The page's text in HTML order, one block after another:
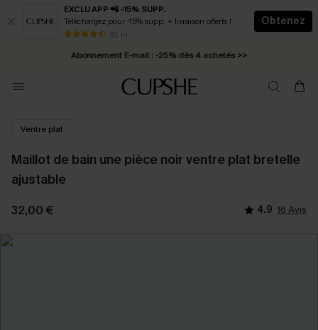
EXCLU APP 📲 -15% SUPP.
Téléchargez pour -15% supp. + livraison offerts !
50 k+
Obtenez
* Livraison éclair 2-3 jours ouvrés >>
Abonnement E-mail : -25% dès 4 achetés >>
Ventre plat
Maillot de bain une pièce noir ventre plat bretelle
ajustable
32,00 € 4.9 16 Avis